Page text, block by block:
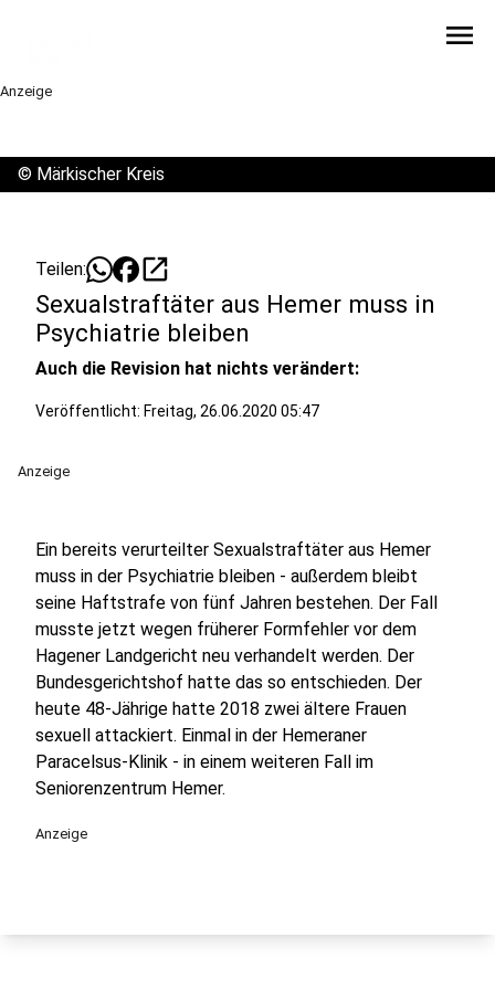
menu
Anzeige
© Märkischer Kreis
Teilen: open_in_new
Sexualstraftäter aus Hemer muss in
Psychiatrie bleiben
Auch die Revision hat nichts verändert:
Veröffentlicht: Freitag, 26.06.2020 05:47
Anzeige
Ein bereits verurteilter Sexualstraftäter aus Hemer
muss in der Psychiatrie bleiben - außerdem bleibt
seine Haftstrafe von fünf Jahren bestehen. Der Fall
musste jetzt wegen früherer Formfehler vor dem
Hagener Landgericht neu verhandelt werden. Der
Bundesgerichtshof hatte das so entschieden. Der
heute 48-Jährige hatte 2018 zwei ältere Frauen
sexuell attackiert. Einmal in der Hemeraner
Paracelsus-Klinik - in einem weiteren Fall im
Seniorenzentrum Hemer.
Anzeige